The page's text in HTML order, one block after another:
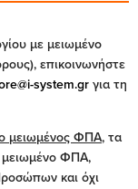
με μειωμένο
επικοινωνήστε
system.gr για τη
μειωμένος ΦΠΑ, τα
μειωμένο ΦΠΑ,
και όχι